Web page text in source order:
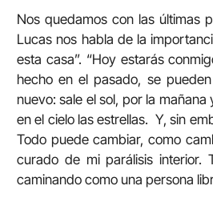
Nos quedamos con las últimas
Lucas nos habla de la
esta casa”. “Hoy estarás
hecho en el pasado, se
nuevo: sale el sol, por la
en el cielo las estrellas. Y, sin
Todo puede cambiar, como
curado de mi parálisis interior.
caminando como una persona